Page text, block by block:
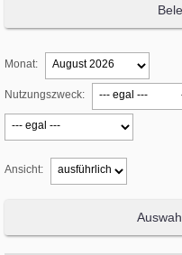
Monat:
Nutzungszweck:
Ansicht: